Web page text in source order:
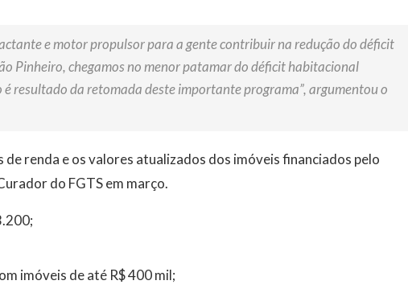
e motor propulsor para a gente contribuir na redução do déficit
Pinheiro, chegamos no menor patamar do déficit habitacional
resultado da retomada deste importante programa”, argumentou o
renda e os valores atualizados dos imóveis financiados pelo
do FGTS em março.
imóveis de até R$ 400 mil;